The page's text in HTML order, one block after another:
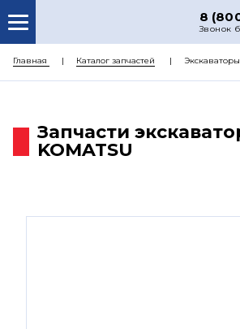
8
Звонок
О НАС
Главная Каталог запчастей
Запчасти
KOMATSU